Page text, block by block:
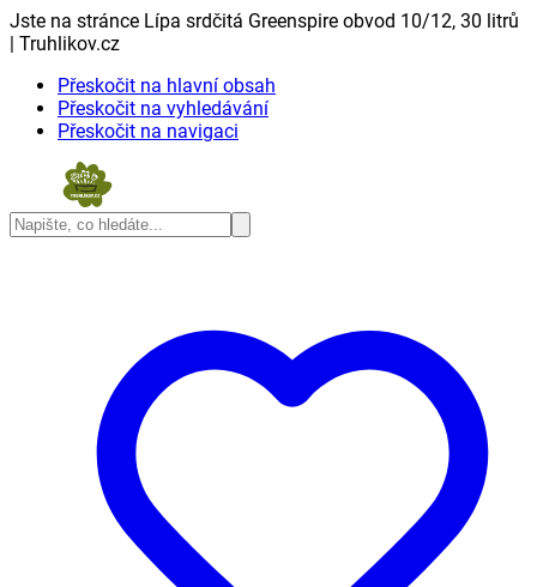
Jste na stránce Lípa srdčitá Greenspire obvod 10/12, 30 litrů
| Truhlikov.cz
Přeskočit na hlavní obsah
Přeskočit na vyhledávání
Přeskočit na navigaci